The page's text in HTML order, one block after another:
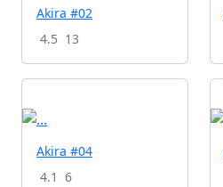
Akira #02
4.5 13
Akira #04
4.1 6